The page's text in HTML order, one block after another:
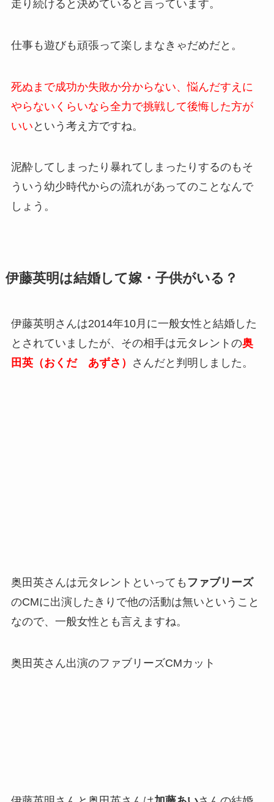
走り続けると決めていると言っています。
仕事も遊びも頑張って楽しまなきゃだめだと。
死ぬまで成功か失敗か分からない、悩んだすえに
やらないくらいなら全力で挑戦して後悔した方が
いい という考え方ですね。
泥酔してしまったり暴れてしまったりするのもそ
ういう幼少時代からの流れがあってのことなんで
しょう。
伊藤英明は結婚して嫁・子供がいる？
伊藤英明さんは2014年10月に一般女性と結婚した
とされていましたが、その相手は元タレントの奥
田英（おくだ あずさ）
さんだと判明しました。
奥田英さんは元タレントといっても ファブリーズ
のCMに出演したきりで他の活動は無いということ
なので、一般女性とも言えますね。
奥田英さん出演のファブリーズCMカット